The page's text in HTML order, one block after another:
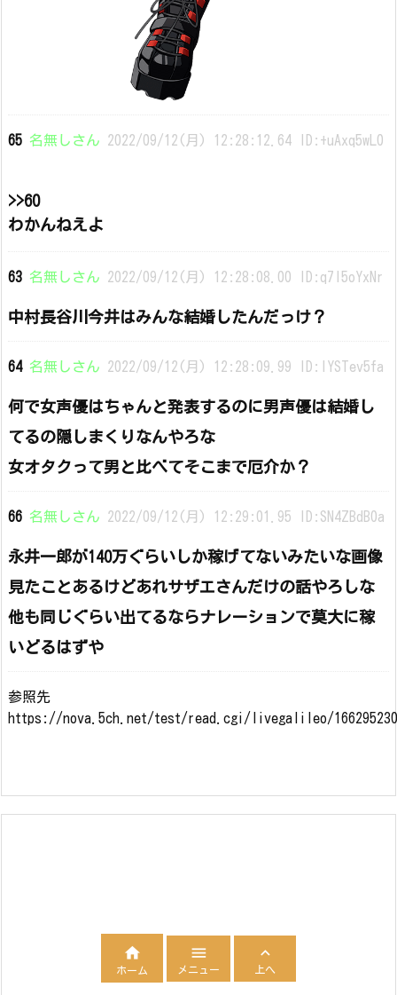
65 名無しさん 2022/09/12(月) 12:28:12.64 ID:+uAxq5wL0
>>60
わかんねえよ
63 名無しさん 2022/09/12(月) 12:28:08.00 ID:q7l5oYxNr
中村長谷川今井はみんな結婚したんだっけ？
64 名無しさん 2022/09/12(月) 12:28:09.99 ID:lYSTev5fa
何で女声優はちゃんと発表するのに男声優は結婚し
てるの隠しまくりなんやろな
女オタクって男と比べてそこまで厄介か？
66 名無しさん 2022/09/12(月) 12:29:01.95 ID:SN4ZBdB0a
永井一郎が140万ぐらいしか稼げてないみたいな画像
見たことあるけどあれサザエさんだけの話やろしな
他も同じぐらい出てるならナレーションで莫大に稼
いどるはずや
参照先
https://nova.5ch.net/test/read.cgi/livegalileo/

ホーム

メニュー

上へ